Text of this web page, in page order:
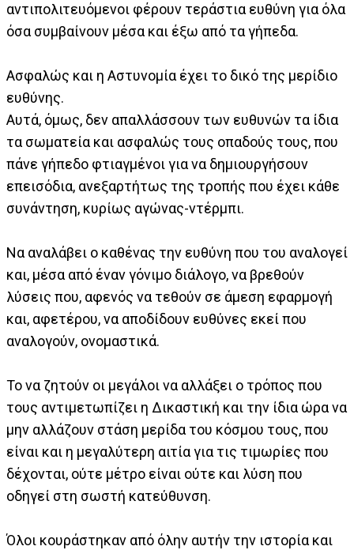
αντιπολιτευόμενοι φέρουν τεράστια ευθύνη για όλα
όσα συμβαίνουν μέσα και έξω από τα γήπεδα.
Ασφαλώς και η Αστυνομία έχει το δικό της μερίδιο
ευθύνης.
Αυτά, όμως, δεν απαλλάσσουν των ευθυνών τα ίδια
τα σωματεία και ασφαλώς τους οπαδούς τους, που
πάνε γήπεδο φτιαγμένοι για να δημιουργήσουν
επεισόδια, ανεξαρτήτως της τροπής που έχει κάθε
συνάντηση, κυρίως αγώνας-ντέρμπι.
Να αναλάβει ο καθένας την ευθύνη που του αναλογεί
και, μέσα από έναν γόνιμο διάλογο, να βρεθούν
λύσεις που, αφενός να τεθούν σε άμεση εφαρμογή
και, αφετέρου, να αποδίδουν ευθύνες εκεί που
αναλογούν, ονομαστικά.
Το να ζητούν οι μεγάλοι να αλλάξει ο τρόπος που
τους αντιμετωπίζει η Δικαστική και την ίδια ώρα να
μην αλλάζουν στάση μερίδα του κόσμου τους, που
είναι και η μεγαλύτερη αιτία για τις τιμωρίες που
δέχονται, ούτε μέτρο είναι ούτε και λύση που
οδηγεί στη σωστή κατεύθυνση.
Όλοι κουράστηκαν από όλην αυτήν την ιστορία και